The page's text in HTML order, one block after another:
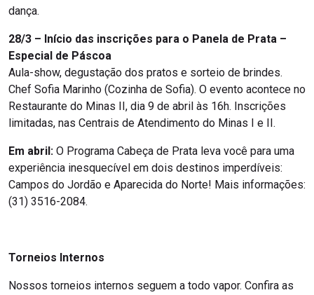
dança.
28/3 – Início das inscrições para o Panela de Prata –
Especial de Páscoa
Aula-show, degustação dos pratos e sorteio de brindes.
Chef Sofia Marinho (Cozinha de Sofia). O evento acontece no
Restaurante do Minas II, dia 9 de abril às 16h. Inscrições
limitadas, nas Centrais de Atendimento do Minas I e II.
Em abril: O Programa Cabeça de Prata leva você para uma
experiência inesquecível em dois destinos imperdíveis:
Campos do Jordão e Aparecida do Norte! Mais informações:
(31) 3516-2084.
Torneios Internos
Nossos torneios internos seguem a todo vapor. Confira as